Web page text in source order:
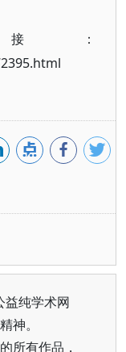
：
纯学术网
神。
所有作品，